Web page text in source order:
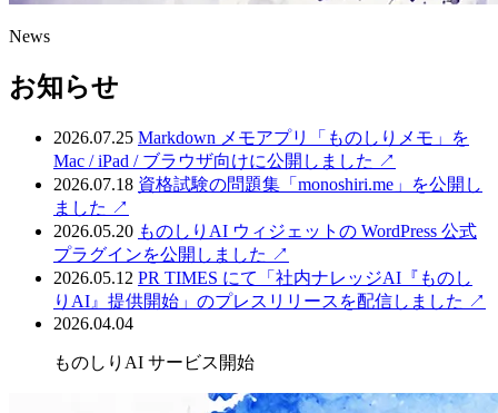
News
お知らせ
2026.07.25 Markdown メモアプリ「ものしりメモ」を
Mac / iPad / ブラウザ向けに公開しました ↗
2026.07.18 資格試験の問題集「monoshiri.me」を公開し
ました ↗
2026.05.20 ものしりAI ウィジェットの WordPress 公式
プラグインを公開しました ↗
2026.05.12 PR TIMES にて「社内ナレッジAI『ものし
りAI』提供開始」のプレスリリースを配信しました ↗
2026.04.04
ものしりAI サービス開始